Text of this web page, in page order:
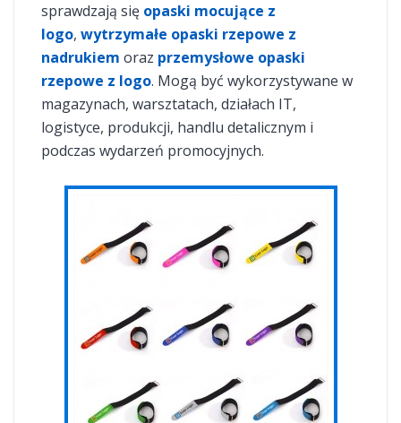
sprawdzają się opaski mocujące z
logo, wytrzymałe opaski rzepowe z
nadrukiem oraz przemysłowe opaski
rzepowe z logo. Mogą być wykorzystywane w
magazynach, warsztatach, działach IT,
logistyce, produkcji, handlu detalicznym i
podczas wydarzeń promocyjnych.